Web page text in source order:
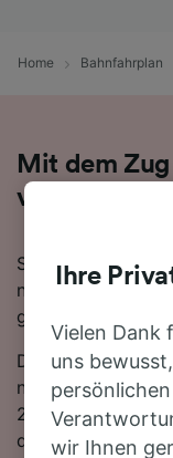
Home Bahnfahrplan
Mit dem
von
Sie denken
nach Ravensburg
goldrichtig!
Die schnellste
nach Ravensburg
2 Stunden 30
dieser Route
Ihre
Vielen Dank
uns
wir Ihnen